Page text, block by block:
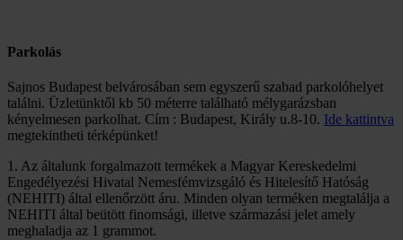
Parkolás
Sajnos Budapest belvárosában sem egyszerű szabad parkolóhelyet
találni. Üzletünktől kb 50 méterre található mélygarázsban
kényelmesen parkolhat. Cím : Budapest, Király u.8-10. Ide kattintva
megtekintheti térképünket!
1. Az általunk forgalmazott termékek a Magyar Kereskedelmi
Engedélyezési Hivatal Nemesfémvizsgáló és Hitelesítő Hatóság
(NEHITI) által ellenőrzött áru. Minden olyan terméken megtalálja a
NEHITI által beütött finomsági, illetve származási jelet amely
meghaladja az 1 grammot.